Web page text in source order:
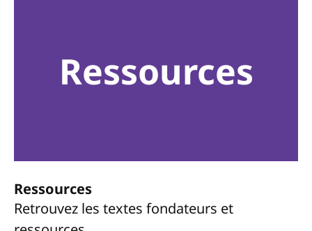
Ressources
Ressources
Retrouvez les textes fondateurs et